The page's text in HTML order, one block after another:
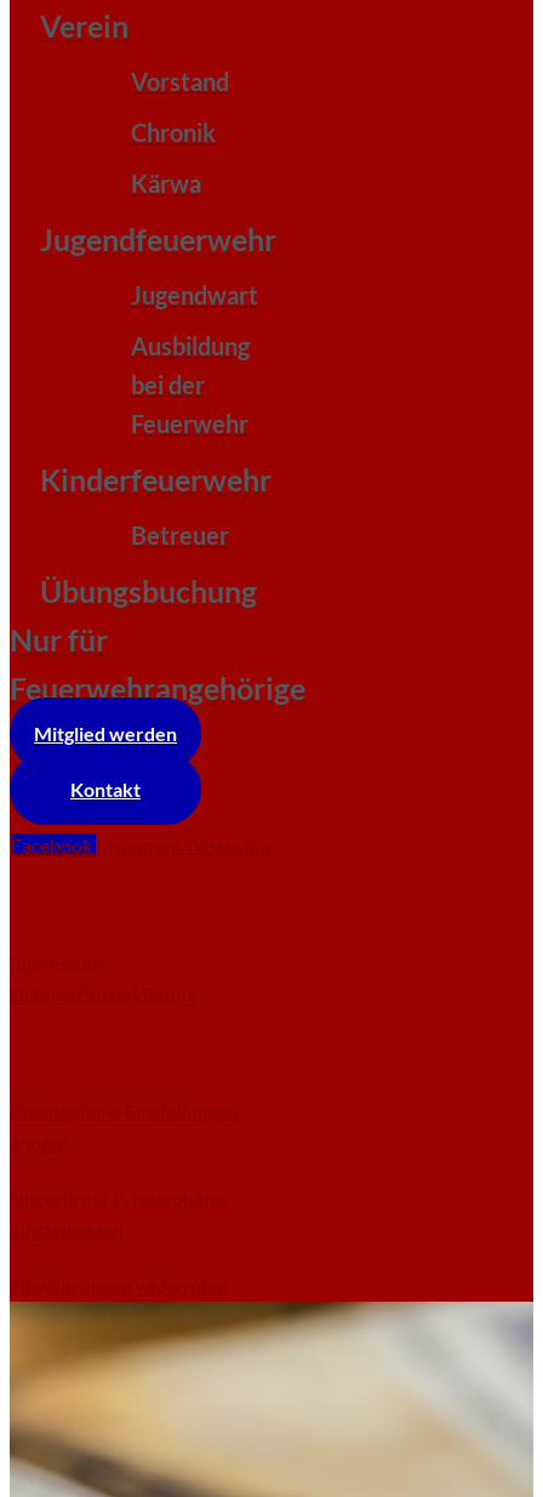
Verein
Vorstand
Chronik
Kärwa
Jugendfeuerwehr
Jugendwart
Ausbildung
bei der
Feuerwehr
Kinderfeuerwehr
Betreuer
Übungsbuchung
Nur für
Feuerwehrangehörige
Mitglied werden
Kontakt
Facebook